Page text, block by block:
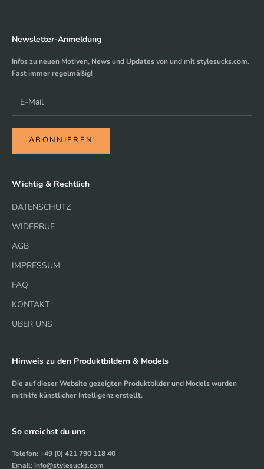
Newsletter-Anmeldung
Infos zu neuen Motiven, News und Updates von und mit stylesucks.com.
Fast immer regelmäßig!
ABONNIEREN
Wichtig & Rechtlich
DATENSCHUTZ
WIDERRUF
AGB
IMPRESSUM
FAQ
KONTAKT
UBER UNS
Hinweis zu den Produktbildern & Models
Die auf dieser Website gezeigten Produktbilder und Models wurden
mithilfe künstlicher Intelligenz erstellt.
So erreichst du uns
Telefon: +49 (0) 421 790 118 40
Email: info@stylesucks.com